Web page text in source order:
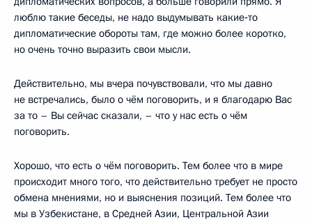
люблю такие беседы, не надо выдумывать какие‑то
дипломатические обороты там, где можно более коротко,
но очень точно выразить свои мысли.
Действительно, мы вчера почувствовали, что мы давно
не встречались, было о чём поговорить, и я благодарю Вас
за то – Вы сейчас сказали, – что у нас есть о чём
поговорить.
Хорошо, что есть о чём поговорить. Тем более что в мире
происходит много того, что действительно требует не просто
обмена мнениями, но и выяснения позиций. Тем более что
мы в Узбекистане, в Средней Азии, Центральной Азии